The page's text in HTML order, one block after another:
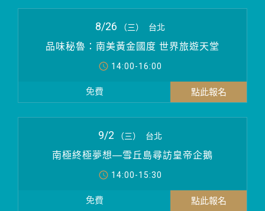
品味秘魯：南美黃金國度 世界旅遊天堂
8/26 （三） 台北
14:00-16:00
免費
南極終極夢想—雪丘島尋訪皇帝企鵝
9/2 （三） 台北
14:00-15:30
免費